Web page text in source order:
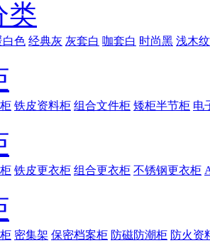
类
白色 经典灰 灰套白 咖套白 时尚黑 浅木纹
铁皮资料柜 组合文件柜 矮柜半节柜 电
铁皮更衣柜 组合更衣柜 不锈钢更衣柜
密集架 保密档案柜 防磁防潮柜 防火资